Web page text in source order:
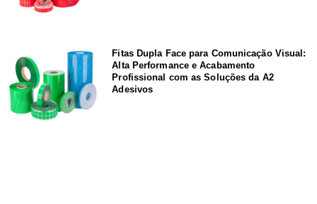
Fitas Dupla Face para Comunicação Visual:
Alta Performance e Acabamento
Profissional com as Soluções da A2
Adesivos